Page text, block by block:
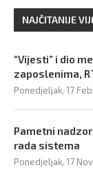
NAJČITANIJE
“Vijesti” i dio
zaposlenima,
Ponedjeljak, 17
Pametni
rada sistema
Ponedjeljak, 17